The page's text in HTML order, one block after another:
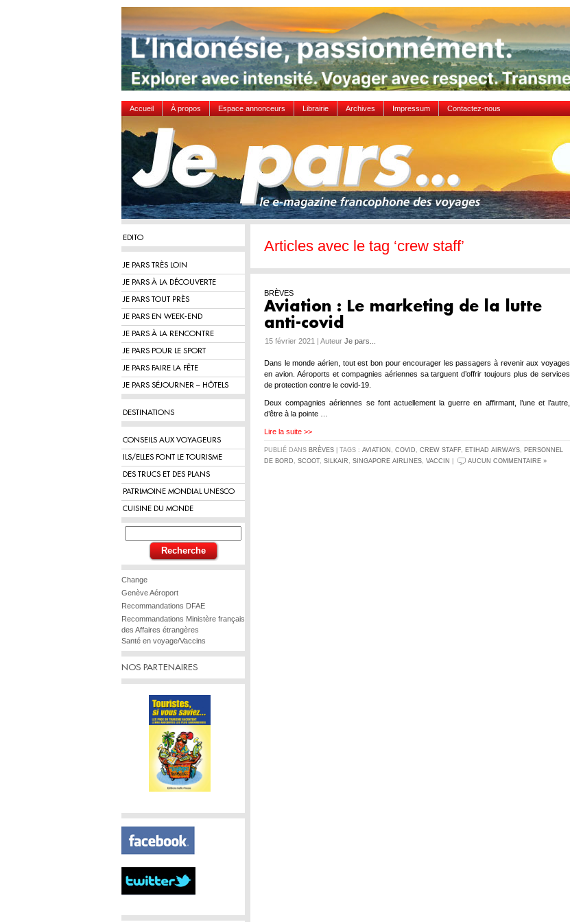
Accueil À propos Espace annonceurs Librairie Archives Impressum Contactez-nous
EDITO
JE PARS TRÈS LOIN
JE PARS À LA DÉCOUVERTE
JE PARS TOUT PRÈS
JE PARS EN WEEK-END
JE PARS À LA RENCONTRE
JE PARS POUR LE SPORT
JE PARS FAIRE LA FÊTE
JE PARS SÉJOURNER – HÔTELS
DESTINATIONS
CONSEILS AUX VOYAGEURS
ILS/ELLES FONT LE TOURISME
DES TRUCS ET DES PLANS
PATRIMOINE MONDIAL UNESCO
CUISINE DU MONDE
Change
Genève Aéroport
Recommandations DFAE
Recommandations Ministère français
des Affaires étrangères
Santé en voyage/Vaccins
NOS PARTENAIRES
Articles avec le tag ‘crew staff’
BRÈVES
Aviation : Le marketing de la lutte
anti-covid
15 février 2021 | Auteur Je pars...
Dans le monde aérien, tout est bon pour encourager les passagers à revenir aux voyages
en avion. Aéroports et compagnies aériennes sa targuent d’offrir toujours plus de services
de protection contre le covid-19.
Deux compagnies aériennes se font actuellement la guerre en affirmant, l’une et l’autre,
d’être à la pointe …
Lire la suite >>
PUBLIÉ DANS BRÈVES | TAGS : AVIATION , COVID , CREW STAFF, ETIHAD AIRWAYS, PERSONNEL
DE BORD , SCOOT, SILKAIR , SINGAPORE AIRLINES, VACCIN AUCUN COMMENTAIRE »